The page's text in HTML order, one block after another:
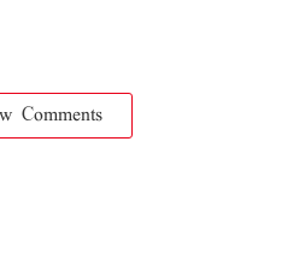
Comments